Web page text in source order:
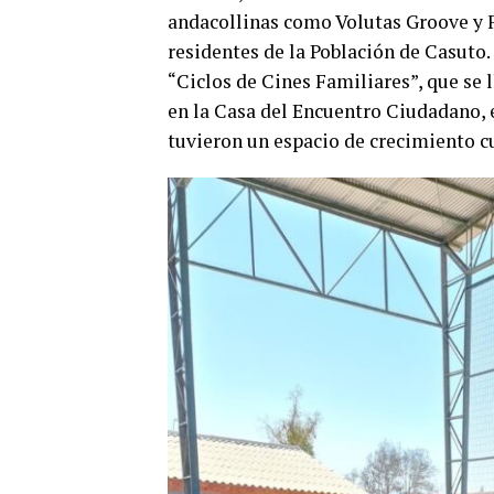
andacollinas como Volutas Groove
residentes de la Población de
“Ciclos de Cines Familiares”, que
en la Casa del Encuentro
tuvieron un espacio de crecimiento